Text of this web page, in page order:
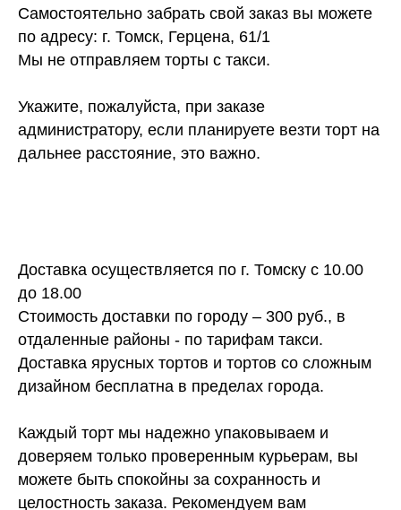
Самостоятельно забрать свой заказ вы можете
по адресу: г. Томск, Герцена, 61/1
Мы не отправляем торты с такси.
Укажите, пожалуйста, при заказе
администратору, если планируете везти торт на
дальнее расстояние, это важно.
Доставка осуществляется по г. Томску с 10.00
до 18.00
Стоимость доставки по городу – 300 руб., в
отдаленные районы - по тарифам такси.
Доставка ярусных тортов и тортов со сложным
дизайном бесплатна в пределах города.
Каждый торт мы надежно упаковываем и
доверяем только проверенным курьерам, вы
можете быть спокойны за сохранность и
целостность заказа. Рекомендуем вам